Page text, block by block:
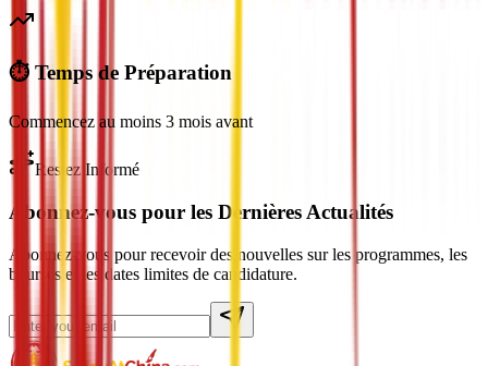
⏱️ Temps de Préparation
Commencez au moins 3 mois avant
Restez Informé
Abonnez-vous pour les Dernières Actualités
Abonnez-vous pour recevoir des nouvelles sur les programmes, les
bourses et les dates limites de candidature.